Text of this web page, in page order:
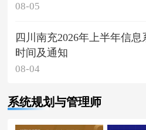
08-05
四川南充2026年上半年信
时间及通知
08-04
系统规划与管理师